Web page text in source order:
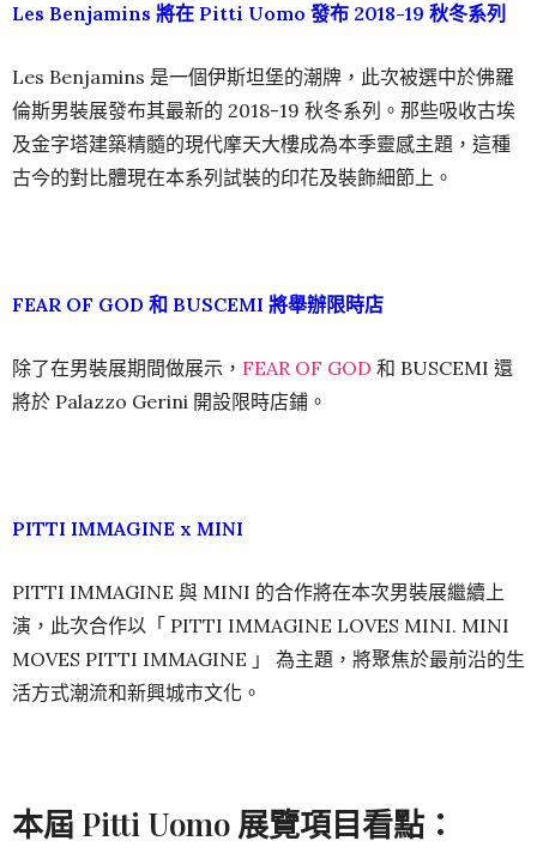
Les Benjamins 將在 Pitti Uomo 發布 2018-19 秋冬系列
Les Benjamins 是一個伊斯坦堡的潮牌，此次被選中於佛羅
倫斯男裝展發布其最新的 2018-19 秋冬系列。那些吸收古埃
及金字塔建築精髓的現代摩天大樓成為本季靈感主題，這種
古今的對比體現在本系列試裝的印花及裝飾細節上。
FEAR OF GOD 和 BUSCEMI 將舉辦限時店
除了在男裝展期間做展示， FEAR OF GOD 和 BUSCEMI 還
將於 Palazzo Gerini 開設限時店鋪。
PITTI IMMAGINE x MINI
PITTI IMMAGINE 與 MINI 的合作將在本次男裝展繼續上
演，此次合作以「 PITTI IMMAGINE LOVES MINI. MINI
MOVES PITTI IMMAGINE 」 為主題，將聚焦於最前沿的生
活方式潮流和新興城市文化。
本屆 Pitti Uomo 展覽項目看點：